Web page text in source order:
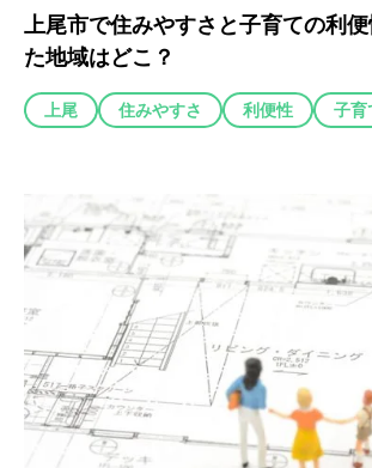
上尾市で住みやすさと子育ての利便
た地域はどこ？
上尾 住みやすさ 利便性 子育